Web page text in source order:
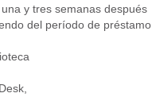
y tres semanas después
del período de préstamo